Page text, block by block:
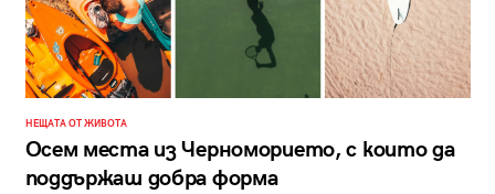
НЕЩАТА ОТ ЖИВОТА
Осем места из Черноморието, с които да
поддържаш добра форма